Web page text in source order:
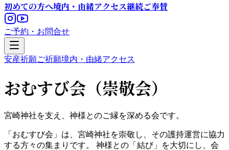
初めての方へ境内・由緒アクセス継続ご奉賛
ご予約・お問合せ
安産祈願ご祈願境内・由緒アクセス
おむすび会（崇敬会）
宮崎神社を支え、神様とのご縁を深める会です。
「おむすび会」は、宮崎神社を崇敬し、その護持運営に協力
する方々の集まりです。 神様との「結び」を大切にし、会